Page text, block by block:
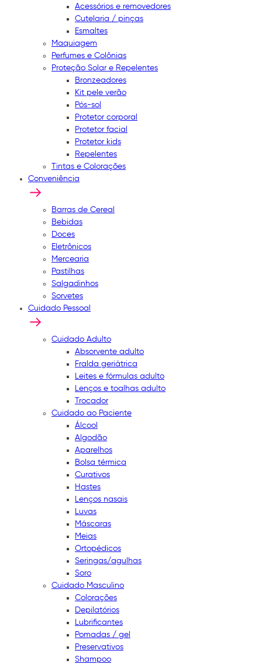
Acessórios e removedores
Cutelaria / pinças
Esmaltes
Maquiagem
Perfumes e Colônias
Proteção Solar e Repelentes
Bronzeadores
Kit pele verão
Pós-sol
Protetor corporal
Protetor facial
Protetor kids
Repelentes
Tintas e Colorações
Conveniência
Barras de Cereal
Bebidas
Doces
Eletrônicos
Mercearia
Pastilhas
Salgadinhos
Sorvetes
Cuidado Pessoal
Cuidado Adulto
Absorvente adulto
Fralda geriátrica
Leites e fórmulas adulto
Lenços e toalhas adulto
Trocador
Cuidado ao Paciente
Álcool
Algodão
Aparelhos
Bolsa térmica
Curativos
Hastes
Lenços nasais
Luvas
Máscaras
Meias
Ortopédicos
Seringas/agulhas
Soro
Cuidado Masculino
Colorações
Depilatórios
Lubrificantes
Pomadas / gel
Preservativos
Shampoo